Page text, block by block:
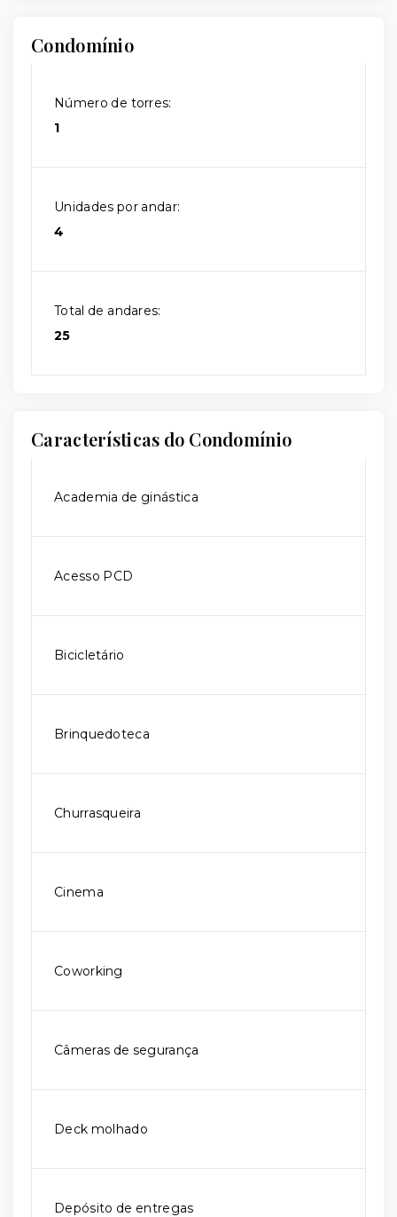
Condomínio
Número de torres:
1
Unidades por andar:
4
Total de andares:
25
Características do Condomínio
Academia de ginástica
Acesso PCD
Bicicletário
Brinquedoteca
Churrasqueira
Cinema
Coworking
Câmeras de segurança
Deck molhado
Depósito de entregas